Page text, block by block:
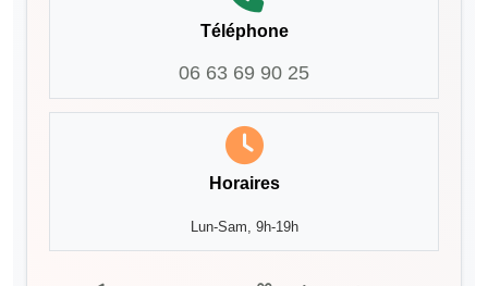
Téléphone
06 63 69 90 25
Horaires
Lun-Sam, 9h-19h